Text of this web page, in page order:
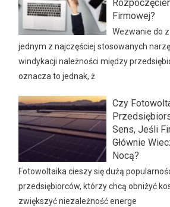
Firmowej?
Wezwanie do
jednym z najczęściej stosowanych
windykacji należności między
oznacza to jednak, ż
Czy
Sens, Jeśli
Głównie
Nocą?
Fotowoltaika cieszy się dużą
przedsiębiorców, którzy chcą obniżyć
zwiększyć niezależność energe